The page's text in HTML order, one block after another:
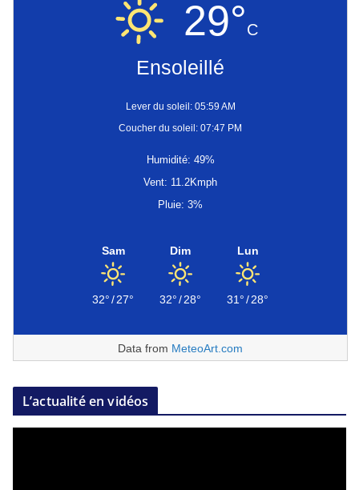
29°C
Ensoleillé
Lever du soleil: 05:59 AM
Coucher du soleil: 07:47 PM
Humidité: 49%
Vent: 11.2Kmph
Pluie: 3%
Sam
32°/27°
Dim
32°/28°
Lun
31°/28°
Data from MeteoArt.com
L’actualité en vidéos